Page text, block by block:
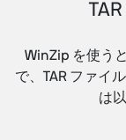
WinZip を使う
で、TAR ファイ
は